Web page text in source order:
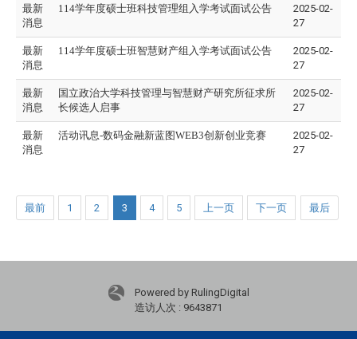
最新
消息
114学年度硕士班科技管理组入学考试面试公告
2025-02-
27
最新
消息
114学年度硕士班智慧财产组入学考试面试公告
2025-02-
27
最新
消息
国立政治大学科技管理与智慧财产研究所征求所
长候选人启事
2025-02-
27
最新
消息
活动讯息-数码金融新蓝图WEB3创新创业竞赛
2025-02-
27
最前 1 2 3 4 5 上一页 下一页 最后
Powered by RulingDigital
造访人次 : 9643871